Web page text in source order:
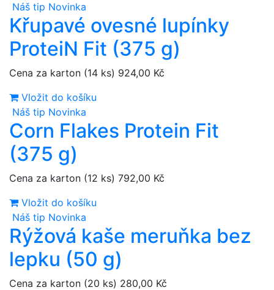
Náš tip Novinka
Křupavé ovesné lupínky
ProteiN Fit (375 g)
Cena za karton (14 ks) 924,00 Kč
Vložit do košíku
Náš tip Novinka
Corn Flakes Protein Fit
(375 g)
Cena za karton (12 ks) 792,00 Kč
Vložit do košíku
Náš tip Novinka
Rýžová kaše meruňka bez
lepku (50 g)
Cena za karton (20 ks) 280,00 Kč